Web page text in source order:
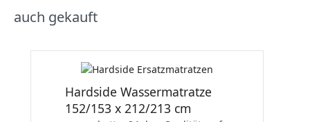
auch gekauft
Hardside Wassermatratze
152/153 x 212/213 cm